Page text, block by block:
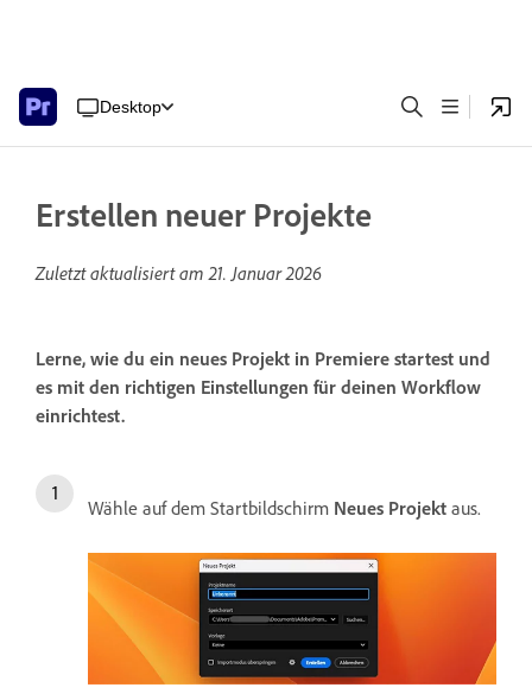
Desktop
Erstellen neuer Projekte
Zuletzt aktualisiert am21. Januar 2026
Lerne, wie du ein neues Projekt in Premiere startest und
es mit den richtigen Einstellungen für deinen Workflow
einrichtest.
Wähle auf dem Startbildschirm Neues Projekt aus.